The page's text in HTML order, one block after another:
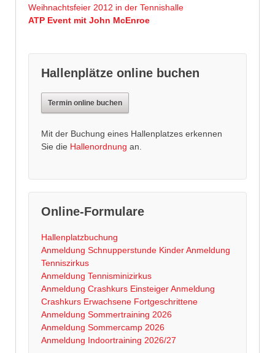
Weihnachtsfeier 2012 in der Tennishalle
ATP Event mit John McEnroe
Hallenplätze online buchen
Termin online buchen
Mit der Buchung eines Hallenplatzes erkennen
Sie die Hallenordnung an.
Online-Formulare
Hallenplatzbuchung
Anmeldung Schnupperstunde KinderAnmeldung
Tenniszirkus
Anmeldung Tennisminizirkus
Anmeldung Crashkurs EinsteigerAnmeldung
Crashkurs Erwachsene Fortgeschrittene
Anmeldung Sommertraining 2026
Anmeldung Sommercamp 2026
Anmeldung Indoortraining 2026/27